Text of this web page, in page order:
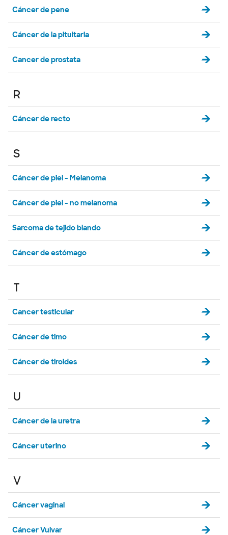
Cáncer de pene
Cáncer de la pituitaria
Cancer de prostata
R
Cáncer de recto
S
Cáncer de piel - Melanoma
Cáncer de piel - no melanoma
Sarcoma de tejido blando
Cáncer de estómago
T
Cancer testicular
Cáncer de timo
Cáncer de tiroides
U
Cáncer de la uretra
Cáncer uterino
V
Cáncer vaginal
Cáncer Vulvar